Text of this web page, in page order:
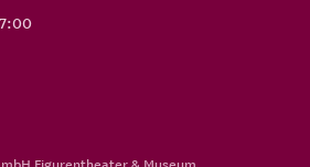
Figurentheater & Museum